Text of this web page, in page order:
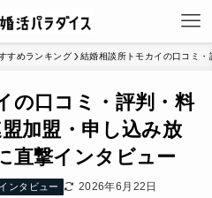
すめランキング 結婚相談所トモカイの口コミ
の口コミ・評判・料
加盟・申し込み放
直撃インタビュー
ンタビュー 2026年6月22日